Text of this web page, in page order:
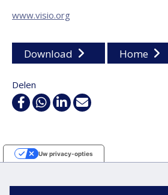
www.visio.org
Download Home
Delen
FacebookWhatsApp
Linkedin
E-
Uw privacy-opties